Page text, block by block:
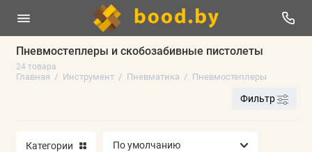
Пневмостеплеры и скобозабивные пистолеты
24 товара
Главная Инструмент Пневматика Пневмостеплеры
Электроинструменты
Фильтр
Категории